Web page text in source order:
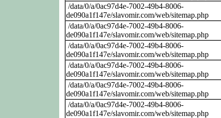
/data/0/a/0ac97d4e-7002-49b4-8006-
de090a1f147e/slavomir.com/web/sitemap.php
/data/0/a/0ac97d4e-7002-49b4-8006-
de090a1f147e/slavomir.com/web/sitemap.php
/data/0/a/0ac97d4e-7002-49b4-8006-
de090a1f147e/slavomir.com/web/sitemap.php
/data/0/a/0ac97d4e-7002-49b4-8006-
de090a1f147e/slavomir.com/web/sitemap.php
/data/0/a/0ac97d4e-7002-49b4-8006-
de090a1f147e/slavomir.com/web/sitemap.php
/data/0/a/0ac97d4e-7002-49b4-8006-
de090a1f147e/slavomir.com/web/sitemap.php